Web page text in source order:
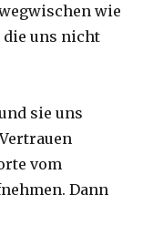
wie
die uns nicht
sie uns
vom
Dann